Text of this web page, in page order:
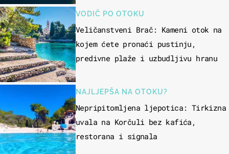
VODIČ PO OTOKU
Veličanstveni Brač: Kameni otok na
kojem ćete pronaći pustinju,
predivne plaže i uzbudljivu hranu
NAJLJEPŠA NA OTOKU?
Nepripitomljena ljepotica: Tirkizna
uvala na Korčuli bez kafića,
restorana i signala